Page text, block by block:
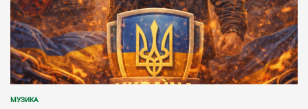
POSTED
МУЗИКА